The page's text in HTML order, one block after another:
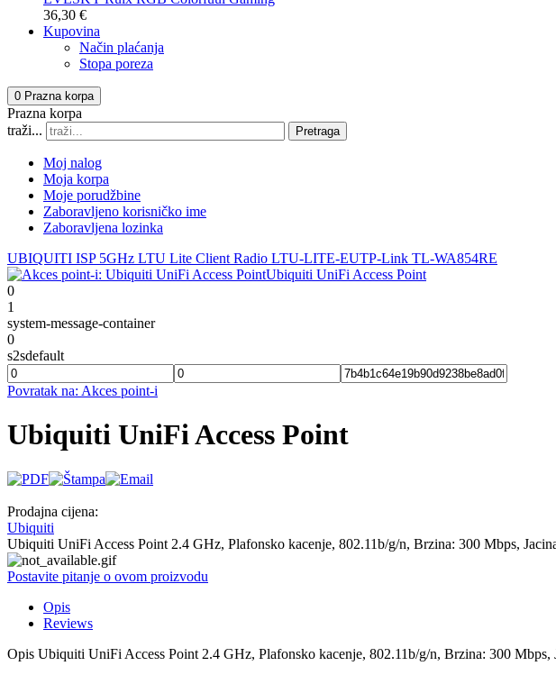
36,30 €
Kupovina
Način plaćanja
Stopa poreza
0 Prazna korpa
Prazna korpa
traži...
Pretraga
Moj nalog
Moja korpa
Moje porudžbine
Zaboravljeno korisničko ime
Zaboravljena lozinka
UBIQUITI ISP 5GHz LTU Lite Client Radio LTU-LITE-EUTP-Link TL-WA854RE
Ubiquiti UniFi Access Point
0
1
system-message-container
0
s2sdefault
Povratak na: Akces point-i
Ubiquiti UniFi Access Point
Prodajna cijena:
Ubiquiti
Ubiquiti UniFi Access Point 2.4 GHz, Plafonsko kacenje, 802.11b/g/n, Brzina: 300 Mbps,
Postavite pitanje o ovom proizvodu
Opis
Reviews
Opis Ubiquiti UniFi Access Point 2.4 GHz, Plafonsko kacenje, 802.11b/g/n, Brzina: 300